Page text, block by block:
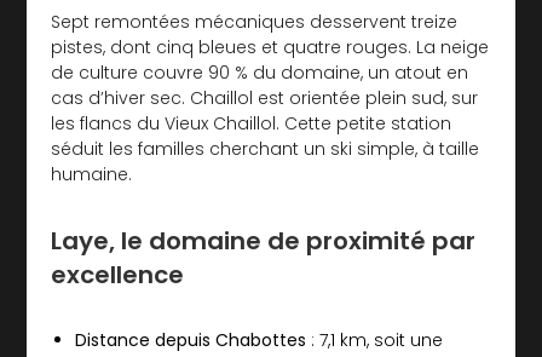
Sept remontées mécaniques desservent treize
pistes, dont cinq bleues et quatre rouges. La neige
de culture couvre 90 % du domaine, un atout en
cas d’hiver sec. Chaillol est orientée plein sud, sur
les flancs du Vieux Chaillol. Cette petite station
séduit les familles cherchant un ski simple, à taille
humaine.
Laye, le domaine de proximité par
excellence
Distance depuis Chabottes : 7,1 km, soit une